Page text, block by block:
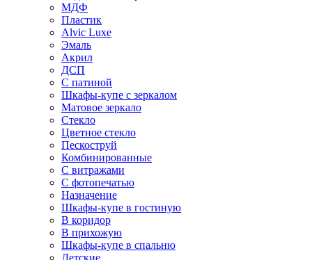
МДФ
Пластик
Alvic Luxe
Эмаль
Акрил
ДСП
С патиной
Шкафы-купе с зеркалом
Матовое зеркало
Стекло
Цветное стекло
Пескоструй
Комбинированные
С витражами
С фотопечатью
Назначение
Шкафы-купе в гостиную
В коридор
В прихожую
Шкафы-купе в спальню
Детские